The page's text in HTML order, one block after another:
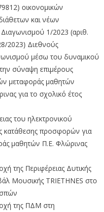
οικονομικών
και νέων
1/2023 (αριθ.
2023) Διεθνούς
μέσω του δυναμικού
σύναψη επιμέρους
μεταφοράς μαθητών
για το σχολικό έτος
του ηλεκτρονικού
κατάθεσης προσφορών για
μαθητών Π.Ε. Φλώρινας
της Περιφέρειας Δυτικής
Μουσικής TRIETHNES στο
της ΠΔΜ στη